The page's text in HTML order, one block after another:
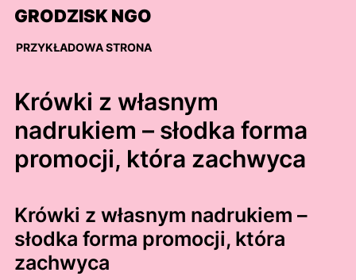
Skip
content
GRODZISK NGO
PRZYKŁADOWA STRONA
Krówki z własnym
nadrukiem – słodka forma
promocji, która zachwyca
Krówki z własnym nadrukiem –
słodka forma promocji, która
zachwyca